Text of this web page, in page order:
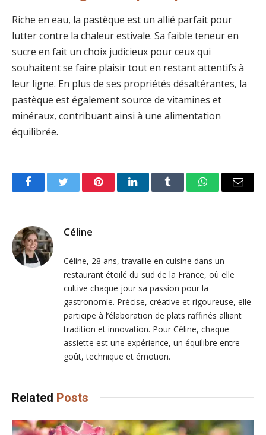
Riche en eau, la pastèque est un allié parfait pour
lutter contre la chaleur estivale. Sa faible teneur en
sucre en fait un choix judicieux pour ceux qui
souhaitent se faire plaisir tout en restant attentifs à
leur ligne. En plus de ses propriétés désaltérantes, la
pastèque est également source de vitamines et
minéraux, contribuant ainsi à une alimentation
équilibrée.
FacebookTwitter PinterestLinkedInTumblr WhatsAppEmail
Céline
Céline, 28 ans, travaille en cuisine dans un
restaurant étoilé du sud de la France, où elle
cultive chaque jour sa passion pour la
gastronomie. Précise, créative et rigoureuse, elle
participe à l’élaboration de plats raffinés alliant
tradition et innovation. Pour Céline, chaque
assiette est une expérience, un équilibre entre
goût, technique et émotion.
Related Posts